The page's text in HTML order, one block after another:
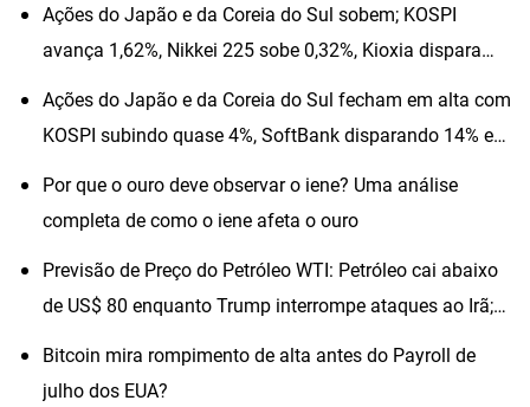
Ações do Japão e da Coreia do Sul sobem; KOSPI
avança 1,62%, Nikkei 225 sobe 0,32%, Kioxia dispara
Ações do Japão e da Coreia do Sul fecham em alta com
KOSPI subindo quase 4%, SoftBank disparando 14% e
Por que o ouro deve observar o iene? Uma análise
completa de como o iene afeta o ouro
Previsão de Preço do Petróleo WTI: Petróleo cai abaixo
de US$ 80 enquanto Trump interrompe ataques ao Irã;
Bitcoin mira rompimento de alta antes do Payroll de
julho dos EUA?